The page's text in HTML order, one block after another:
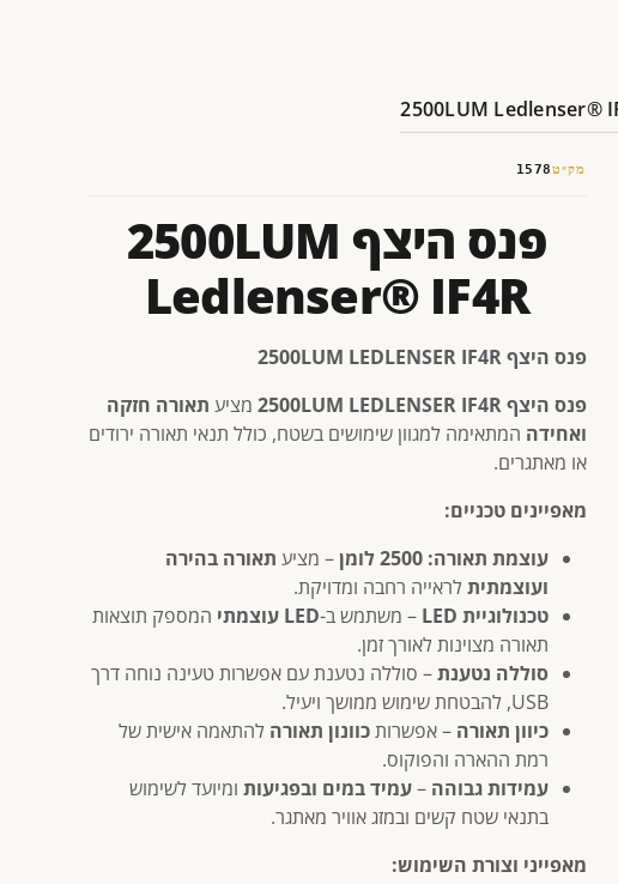
מק״ט1578
פנס היצף 2500LUM
Ledlenser® IF4R
פנס היצף 2500LUM LEDLENSER IF4R
פנס היצף 2500LUM LEDLENSER IF4R
מציע תאורה חזקה
ואחידה המתאימה למגוון שימושים בשטח, כולל תנאי תאורה ירודים
או מאתגרים.
מאפיינים טכניים:
עוצמת תאורה: 2500 לומן – מציע תאורה בהירה
ועוצמתית לראייה רחבה ומדויקת.
טכנולוגיית LED
– משתמש ב-LED עוצמתי
המספק תוצאות
תאורה מצוינות לאורך זמן.
סוללה נטענת– סוללה נטענת עם אפשרות טעינה נוחה דרך
USB, להבטחת שימוש ממושך ויעיל.
כיוון תאורה – אפשרותכוונון תאורה להתאמה אישית של
רמת ההארה והפוקוס.
עמידות גבוהה –עמיד במים ובפגיעות ומיועד לשימוש
בתנאי שטח קשים ובמזג אוויר מאתגר.
מאפייני וצורת השימוש: